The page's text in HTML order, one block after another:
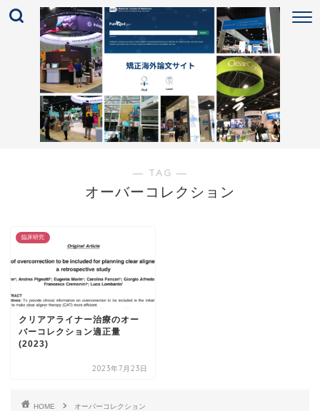
― TAG ―
オーバーコレクション
臨床研究
クリアアライナー治療のオー
バーコレクション適正量
(2023)
2023年7月23日
HOME オーバーコレクション